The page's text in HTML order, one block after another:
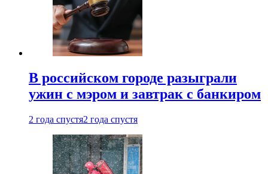
В российском городе разыграли
ужин с мэром и завтрак с банкиром
2 года спустя2 года спустя